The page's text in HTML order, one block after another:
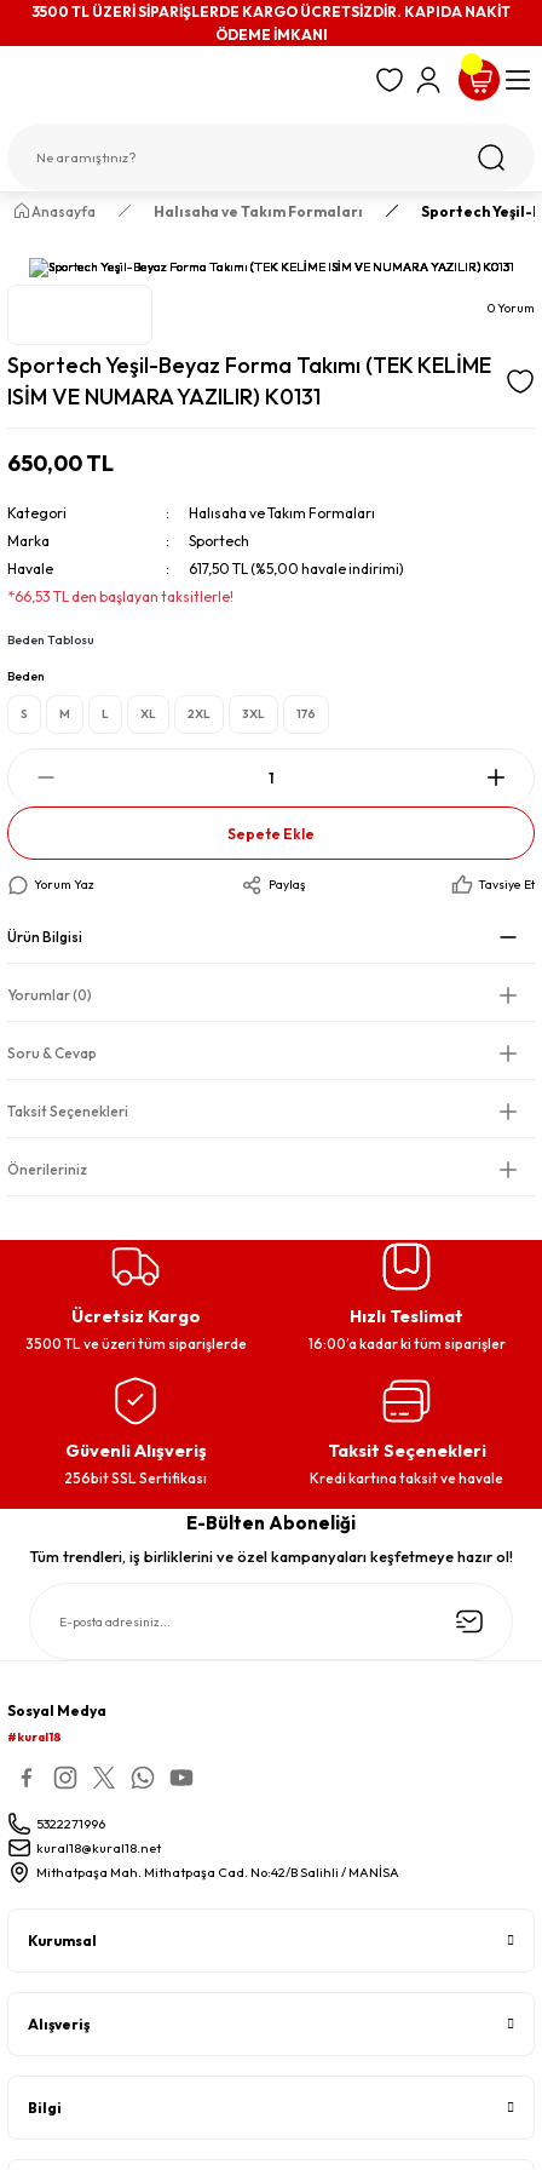
3500 TL ÜZERİ SİPARİŞLERDE KARGO ÜCRETSİZDİR. KAPIDA NAKİT
ÖDEME İMKANI
Anasayfa Halısaha ve Takım Formaları Sportech Yeşil-
0 Yorum
Sportech Yeşil-Beyaz Forma Takımı (TEK KELİME
ISİM VE NUMARA YAZILIR) K0131
650,00 TL
Kategori
Halısaha ve Takım Formaları
Marka
Sportech
Havale
617,50 TL (%5,00 havale indirimi)
*66,53 TL den başlayan taksitlerle!
Beden Tablosu
Beden
S M L XL 2XL 3XL 176
Sepete Ekle
Yorum Yaz Paylaş Tavsiye Et
Ürün Bilgisi
Yorumlar (0)
Soru & Cevap
Taksit Seçenekleri
Önerileriniz
Ücretsiz Kargo
3500 TL ve üzeri tüm siparişlerde
Hızlı Teslimat
16:00’a kadar ki tüm siparişler
Güvenli Alışveriş
256bit SSL Sertifikası
Taksit Seçenekleri
Kredi kartına taksit ve havale
E-Bülten Aboneliği
Tüm trendleri, iş birliklerini ve özel kampanyaları keşfetmeye hazır ol!
Sosyal Medya
#kural18
5322271996
kural18@kural18.net
Mithatpaşa Mah. Mithatpaşa Cad. No:42/B Salihli / MANİSA
Kurumsal
Alışveriş
Bilgi